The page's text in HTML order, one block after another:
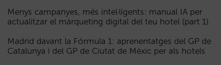
Menys campanyes, més intel·ligents: manual IA per
actualitzar el màrqueting digital del teu hotel (part 1)
Madrid davant la Fórmula 1: aprenentatges del GP de
Catalunya i del GP de Ciutat de Mèxic per als hotels